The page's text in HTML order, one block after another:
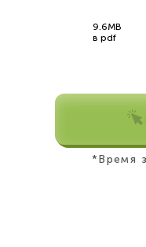
9.6MB
в pdf
*Время